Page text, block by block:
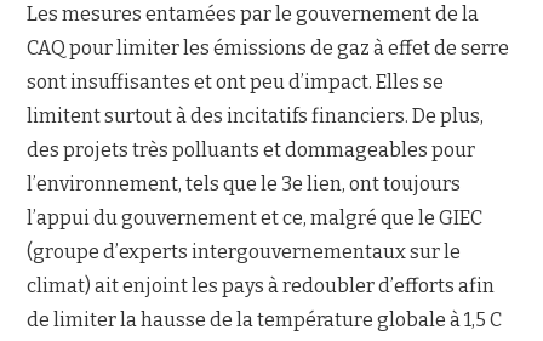
Les mesures entamées par le gouvernement de la
CAQ pour limiter les émissions de gaz à effet de serre
sont insuffisantes et ont peu d’impact. Elles se
limitent surtout à des incitatifs financiers. De plus,
des projets très polluants et dommageables pour
l’environnement, tels que le 3e lien, ont toujours
l’appui du gouvernement et ce, malgré que le GIEC
(groupe d’experts intergouvernementaux sur le
climat) ait enjoint les pays à redoubler d’efforts afin
de limiter la hausse de la température globale à 1,5 C